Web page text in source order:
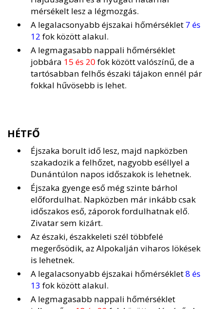
mérsékelt lesz a légmozgás.
A legalacsonyabb éjszakai hőmérséklet 7 és
12 fok között alakul.
A legmagasabb nappali hőmérséklet
jobbára 15 és 20fok között valószínű, de a
tartósabban felhős északi tájakon ennél pár
fokkal hűvösebb is lehet.
HÉTFŐ
Éjszaka borult idő lesz, majd napközben
szakadozik a felhőzet, nagyobb eséllyel a
Dunántúlon napos időszakok is lehetnek.
Éjszaka gyenge eső még szinte bárhol
előfordulhat. Napközben már inkább csak
időszakos eső, záporok fordulhatnak elő.
Zivatar sem kizárt.
Az északi, északkeleti szél többfelé
megerősödik, az Alpokalján viharos lökések
is lehetnek.
A legalacsonyabb éjszakai hőmérséklet8 és
13 fok között alakul.
A legmagasabb nappali hőmérséklet